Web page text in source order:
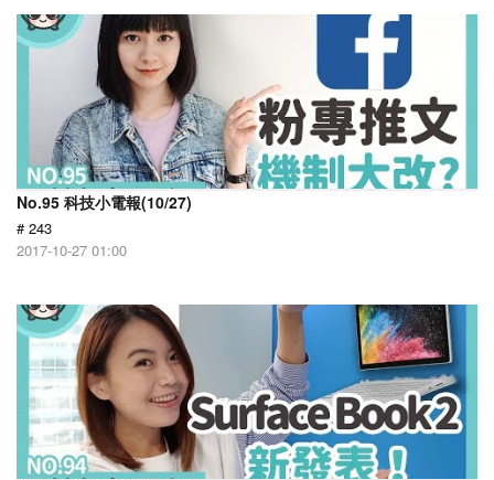
No.95 科技小電報(10/27)
# 243
2017-10-27 01:00